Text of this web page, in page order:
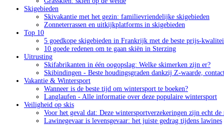
Skigebieden
Skivakantie met het gezin: familievriendelijke skigebieden
Zonneterrassen en uitkijkplatforms in skigebieden
Top 10
5 goedkope skigebieden in Frankrijk met de beste prijs-
10 goede redenen om te gaan skiën in Sterzing
Uitrusting
Skifabrikanten in één oogopslag: Welke skimerken zijn er?
Skibindingen - Beste houdingsgraden dankzij Z-waarde,
Vakantie & Wintersport
Wanneer is de beste tijd om wintersport te boeken?
Langlaufen - Alle informatie over deze populaire wintersport
Veiligheid op skis
Voor het geval dat: Deze wintersportverzekeringen zijn echt de
Lawinegevaar is levensgevaar: het juiste gedrag tijdens lawines